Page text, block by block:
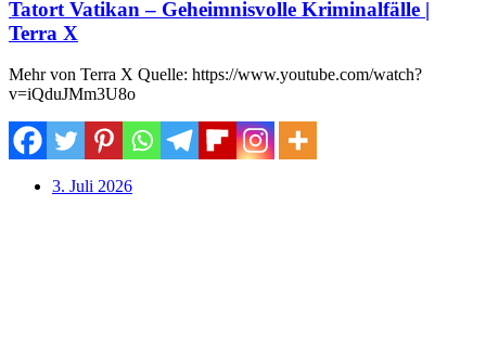
Tatort Vatikan – Geheimnisvolle Kriminalfälle |
Terra X
Mehr von Terra X Quelle: https://www.youtube.com/watch?
v=iQduJMm3U8o
3. Juli 2026